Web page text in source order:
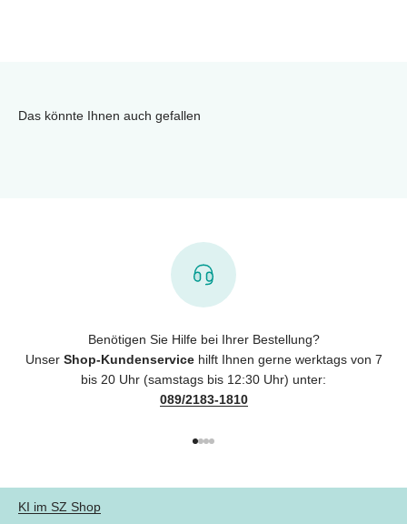
Das könnte Ihnen auch gefallen
Benötigen Sie Hilfe bei Ihrer Bestellung?
Unser Shop-Kundenservicehilft Ihnen gerne werktags von 7
bis 20 Uhr (samstags bis 12:30 Uhr) unter:
089/2183-1810
KI im SZ Shop